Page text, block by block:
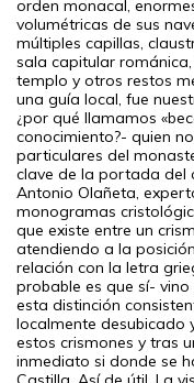
orden monacal,
volumétricas de sus
múltiples capillas,
sala capitular
templo y otros restos
una guía local, fue
¿por qué llamamos
conocimiento?- quien
particulares del
clave de la portada del
Antonio Olañeta,
monogramas
que existe entre un
atendiendo a la
relación con la letra
probable es que sí-
esta distinción
localmente desubicado
estos crismones y tras
inmediato si donde se